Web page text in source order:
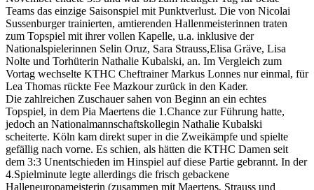
Teams das einzige Saisonspiel mit Punktverlust. Die von Nicolai
Sussenburgertrainierten, amtierenden Hallenmeisterinnen traten
zum Topspiel mit ihrervollen Kapelle, u.a. inklusive der
Nationalspielerinnen Selin Oruz, Sara Strauss,Elisa Gräve, Lisa
Nolte und Torhüterin Nathalie Kubalski, an. Im Vergleich zum
Vortag wechselte KTHC Cheftrainer Markus Lonnes nur einmal, für
Lea Thomas rückte Fee Mazkour zurück in den Kader.
Die zahlreichen Zuschauer sahen von Beginn an ein echtes
Topspiel, in dem Pia Maertens die 1.Chance zur Führung hatte,
jedoch an Nationalmannschaftskollegin Nathalie Kubalski
scheiterte. Köln kam direkt super in die Zweikämpfe und spielte
gefällig nach vorne. Es schien, als hätten die KTHC Damen seit
dem 3:3 Unentschieden im Hinspiel auf diese Partie gebrannt. In der
4.Spielminute legte allerdings die frisch gebackene
Halleneuropameisterin (zusammen mit Maertens, Strauss und